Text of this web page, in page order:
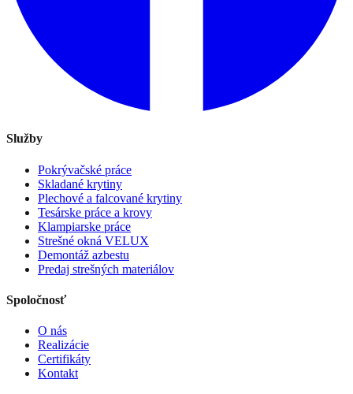
Služby
Pokrývačské práce
Skladané krytiny
Plechové a falcované krytiny
Tesárske práce a krovy
Klampiarske práce
Strešné okná VELUX
Demontáž azbestu
Predaj strešných materiálov
Spoločnosť
O nás
Realizácie
Certifikáty
Kontakt